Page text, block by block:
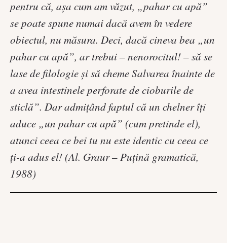
pentru că, așa cum am văzut, „pahar cu apă”
se poate spune numai dacă avem în vedere
obiectul, nu măsura. Deci, dacă cineva bea „un
pahar cu apă”, ar trebui – nenorocitul! – să se
lase de filologie și să cheme Salvarea înainte de
a avea intestinele perforate de cioburile de
sticlă”. Dar admițând faptul că un chelner îți
aduce „un pahar cu apă” (cum pretinde el),
atunci ceea ce bei tu nu este identic cu ceea ce
ți-a adus el! (Al. Graur – Puțină gramatică,
1988)